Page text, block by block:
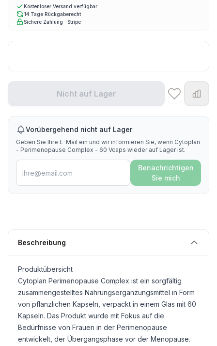
Kostenloser Versand verfügbar
14 Tage Rückgaberecht
Sichere Zahlung · Stripe
Nicht auf Lager
Vorübergehend nicht auf Lager
Geben Sie Ihre E-Mail ein und wir informieren Sie, wenn Cytoplan
- Perimenopause Complex - 60 Vcaps wieder auf Lager ist.
Benachrichtigen
Sie mich
Beschreibung
Produktübersicht
Cytoplan Perimenopause Complex ist ein sorgfältig
zusammengestelltes Nahrungsergänzungsmittel in Form
von pflanzlichen Kapseln, verpackt in einem Glas mit 60
Kapseln. Das Produkt wurde mit Fokus auf die
Bedürfnisse von Frauen in der Perimenopause
entwickelt, der Übergangsphase vor der Menopause.